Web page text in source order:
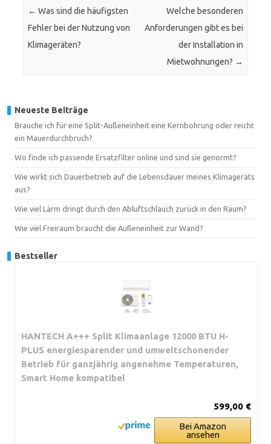
← Was sind die häufigsten
Fehler bei der Nutzung von
Klimageräten?
Welche besonderen
Anforderungen gibt es bei
der Installation in
Mietwohnungen? →
Neueste Beiträge
Brauche ich für eine Split-Außeneinheit eine Kernbohrung oder reicht
ein Mauerdurchbruch?
Wo finde ich passende Ersatzfilter online und sind sie genormt?
Wie wirkt sich Dauerbetrieb auf die Lebensdauer meines Klimageräts
aus?
Wie viel Lärm dringt durch den Abluftschlauch zurück in den Raum?
Wie viel Freiraum braucht die Außeneinheit zur Wand?
Bestseller
HANTECH A+++ Split Klimaanlage 12000 BTU H-
PLUS energiesparender und umweltschonender
Betrieb für ganzjährig angenehme Temperaturen,
Smart Home kompatibel
599,00 €
Bei Amazon
ansehen